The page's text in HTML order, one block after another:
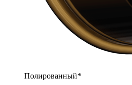
Полированный*